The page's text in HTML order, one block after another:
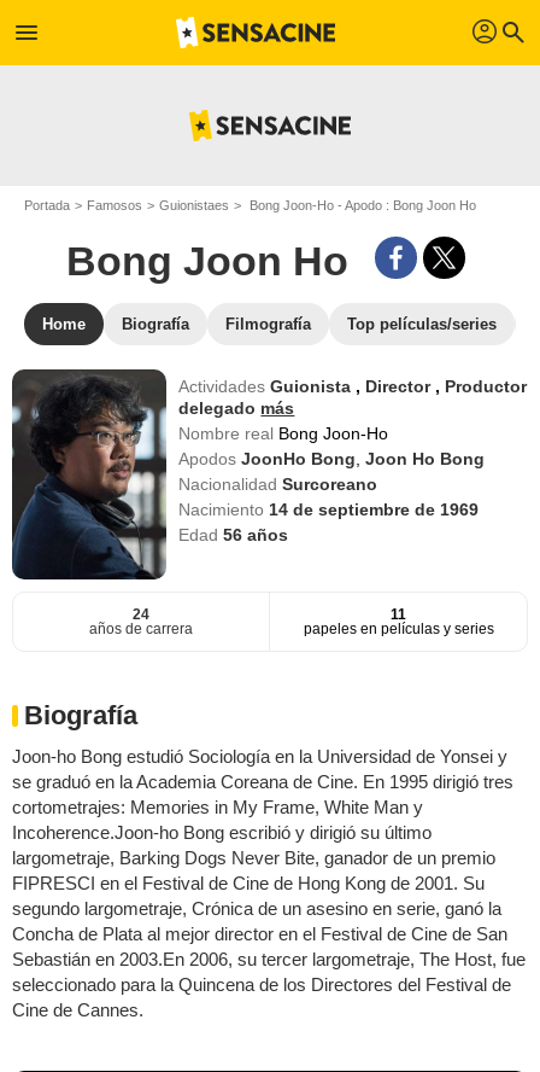
menu profil search
Portada Famosos Guionistaes Bong Joon-Ho - Apodo : Bong Joon Ho
Bong Joon Ho
Home Biografía Filmografía Top películas/series
ActividadesGuionista , Director , Productor
delegado más
Nombre real Bong Joon-Ho
ApodosJoonHo Bong ,Joon Ho Bong
NacionalidadSurcoreano
Nacimiento 14 de septiembre de 1969
Edad56 años
24
años de carrera
11
papeles en películas y series
Biografía
Joon-ho Bong estudió Sociología en la Universidad de Yonsei y
se graduó en la Academia Coreana de Cine. En 1995 dirigió tres
cortometrajes: Memories in My Frame, White Man y
Incoherence.Joon-ho Bong escribió y dirigió su último
largometraje, Barking Dogs Never Bite, ganador de un premio
FIPRESCI en el Festival de Cine de Hong Kong de 2001. Su
segundo largometraje, Crónica de un asesino en serie, ganó la
Concha de Plata al mejor director en el Festival de Cine de San
Sebastián en 2003.En 2006, su tercer largometraje, The Host, fue
seleccionado para la Quincena de los Directores del Festival de
Cine de Cannes.